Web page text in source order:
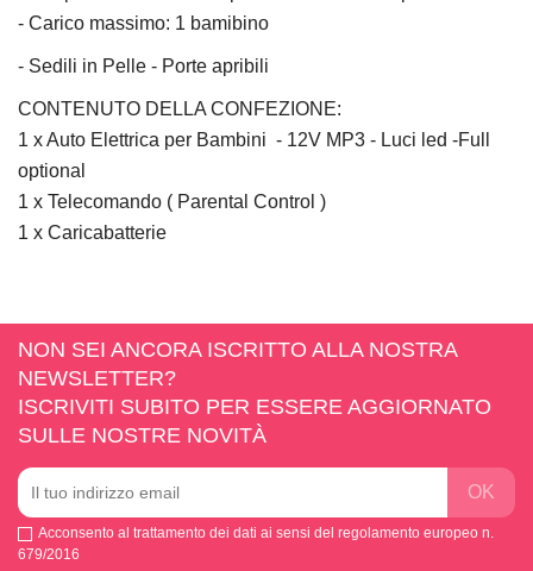
- Carico massimo: 1 bamibino
- Sedili in Pelle - Porte apribili
CONTENUTO DELLA CONFEZIONE:
1 x Auto Elettrica per Bambini - 12V MP3 - Luci led -Full
optional
1 x Telecomando ( Parental Control )
1 x Caricabatterie
NON SEI ANCORA ISCRITTO ALLA NOSTRA
NEWSLETTER?
ISCRIVITI SUBITO PER ESSERE AGGIORNATO
SULLE NOSTRE NOVITÀ
Acconsento al trattamento dei dati ai sensi del regolamento europeo n.
679/2016